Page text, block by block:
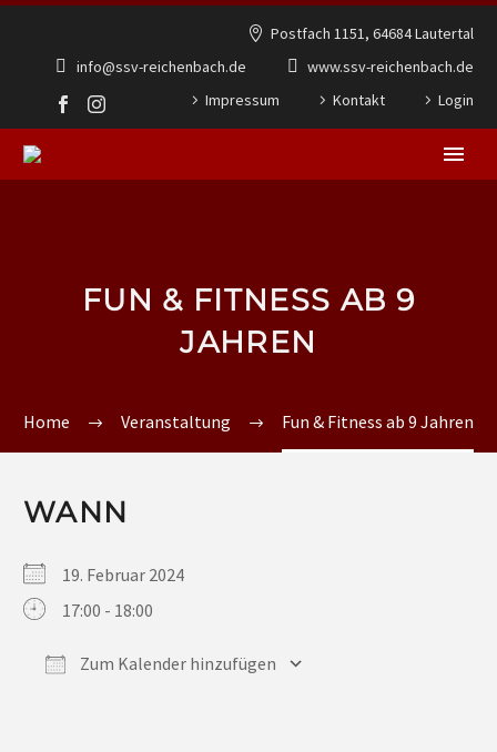
Postfach 1151, 64684 Lautertal
info@ssv-reichenbach.de
www.ssv-reichenbach.de
Impressum
Kontakt Login
FUN & FITNESS AB 9
JAHREN
Home Veranstaltung Fun & Fitness ab 9 Jahren
WANN
19. Februar 2024
17:00 - 18:00
Zum Kalender hinzufügen